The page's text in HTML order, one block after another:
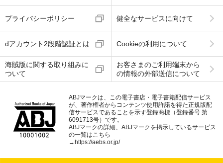
プライバシーポリシー 健全なサービスに向けて
dアカウント2段階認証とは Cookieの利用について
海賊版に関する取り組みに
ついて
お客さまのご利用端末から
の情報の外部送信について
ABJマークは、この電子書店・電子書籍配信サービス
が、著作権者からコンテンツ使用許諾を得た正規版配
信サービスであることを示す登録商標（登録番号 第
6091713号）です。
ABJマークの詳細、ABJマークを掲示しているサービス
の一覧はこちら
→https://aebs.or.jp/